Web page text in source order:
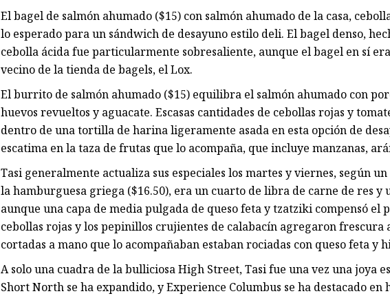
El bagel de salmón ahumado ($15) con salmón ahumado de la casa,
lo esperado para un sándwich de desayuno estilo deli. El bagel denso,
cebolla ácida fue particularmente sobresaliente, aunque el bagel en sí
vecino de la tienda de bagels, el Lox.
El burrito de salmón ahumado ($15) equilibra el salmón ahumado con
huevos revueltos y aguacate. Escasas cantidades de cebollas rojas y
dentro de una tortilla de harina ligeramente asada en esta opción de
escatima en la taza de frutas que lo acompaña, que incluye manzanas,
Tasi generalmente actualiza sus especiales los martes y viernes, según
la hamburguesa griega ($16.50), era un cuarto de libra de carne de res y
aunque una capa de media pulgada de queso feta y tzatziki compensó el
cebollas rojas y los pepinillos crujientes de calabacín agregaron frescura
cortadas a mano que lo acompañaban estaban rociadas con queso feta y
A solo una cuadra de la bulliciosa High Street, Tasi fue una vez una joya
Short North se ha expandido, y Experience Columbus se ha destacado